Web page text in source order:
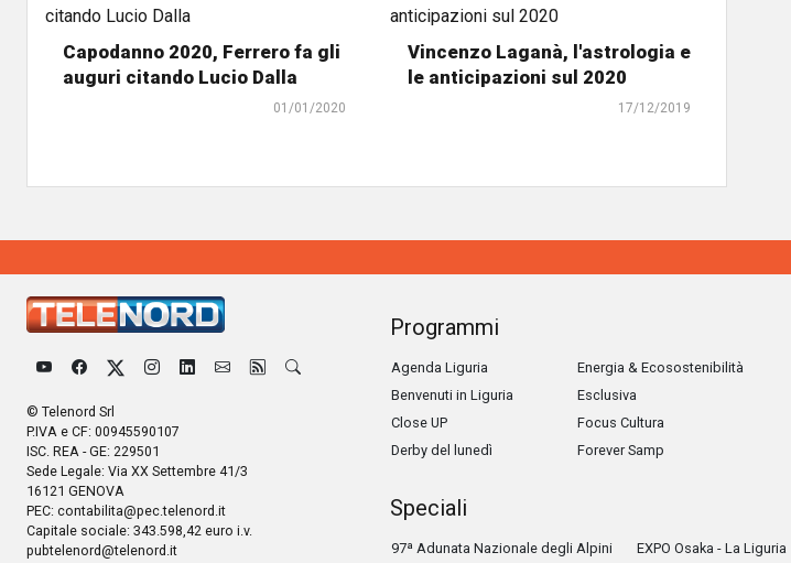
Capodanno 2020, Ferrero fa gli
auguri citando Lucio Dalla
01/01/2020
Vincenzo Laganà, l'astrologia e
le anticipazioni sul 2020
17/12/2019
© Telenord Srl
P.IVA e CF: 00945590107
ISC. REA - GE: 229501
Sede Legale: Via XX Settembre 41/3
16121 GENOVA
PEC: contabilita@pec.telenord.it
Capitale sociale: 343.598,42 euro i.v.
pubtelenord@telenord.it
Programmi
Agenda Liguria
Benvenuti in Liguria
Close UP
Derby del lunedì
Energia & Ecosostenibilità
Esclusiva
Focus Cultura
Forever Samp
Speciali
97ª Adunata Nazionale degli Alpini EXPO Osaka - La Liguria